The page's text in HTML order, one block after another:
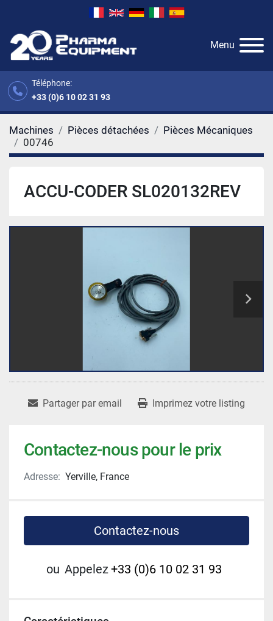
Téléphone:
+33 (0)6 10 02 31 93
Menu
Machines Pièces détachées
Pièces Mécaniques
00746
ACCU-CODER SL020132REV
Partager par email Imprimez votre listing
Contactez-nous pour le prix
Adresse: Yerville, France
Contactez-nous
ou Appelez+33 (0)6 10 02 31 93